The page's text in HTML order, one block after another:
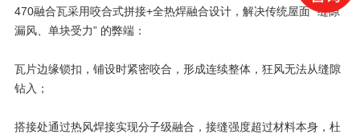
470融合瓦采用咬合式拼接+全热焊融合设计，解决传统屋面 “缝隙
漏风、单块受力” 的弊端：
瓦片边缘锁扣，铺设时紧密咬合，形成连续整体，狂风无法从缝隙
钻入；
搭接处通过热风焊接实现分子级融合，接缝强度超过材料本身，杜